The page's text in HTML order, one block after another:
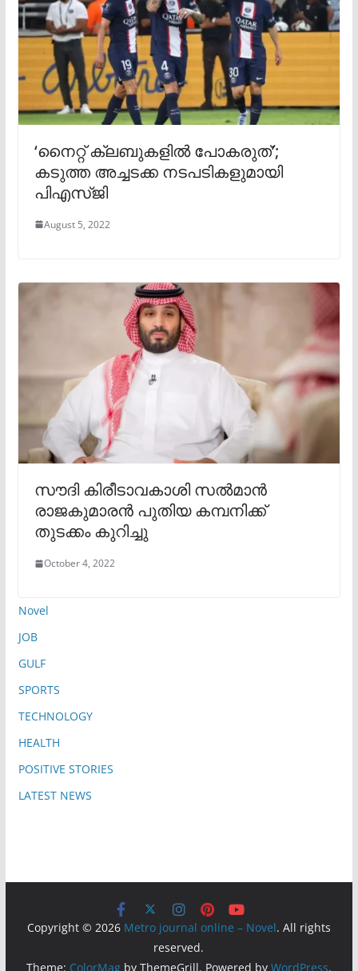
‘നൈറ്റ് ക്ലബുകളില്‍ പോകരുത്’;
കടുത്ത അച്ചടക്ക നടപടികളുമായി
പിഎസ്ജി
August 5, 2022
സൗദി കിരീടാവകാശി സൽമാൻ
രാജകുമാരൻ പുതിയ കമ്പനിക്ക്‌
തുടക്കം കുറിച്ചു
October 4, 2022
Novel
JOB
GULF
SPORTS
TECHNOLOGY
HEALTH
POSITIVE STORIES
LATEST NEWS
Copyright © 2026 Metro journal online – Novel. All rights
reserved.
Theme: ColorMagby ThemeGrill. Powered by WordPress.